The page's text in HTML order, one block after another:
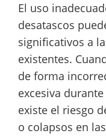
El uso
desatascos
significativos a
existentes.
de forma
excesiva
existe el riesgo
o colapsos en